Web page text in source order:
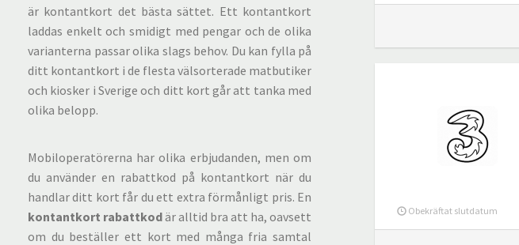
Obekräftat slutdatum
är kontantkort det bästa sättet. Ett kontantkort
laddas enkelt och smidigt med pengar och de olika
varianterna passar olika slags behov. Du kan fylla på
ditt kontantkort i de flesta välsorterade matbutiker
och kiosker i Sverige och ditt kort går att tanka med
olika belopp.
Mobiloperatörerna har olika erbjudanden, men om
du använder en rabattkod på kontantkort när du
handlar ditt kort får du ett extra förmånligt pris. En
kontantkort rabattkodär alltid bra att ha, oavsett
om du beställer ett kort med många fria samtal